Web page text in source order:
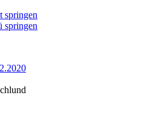
springen
springen